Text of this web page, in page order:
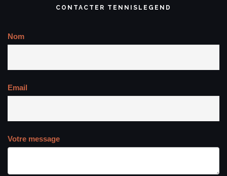
CONTACTER TENNISLEGEND
Nom
Email
Votre message